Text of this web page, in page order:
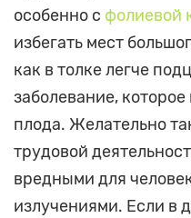
особенно с фолиевой
избегать мест
как в толке легче
заболевание,
плода. Желательно
трудовой
вредными для
излучениями. Если в